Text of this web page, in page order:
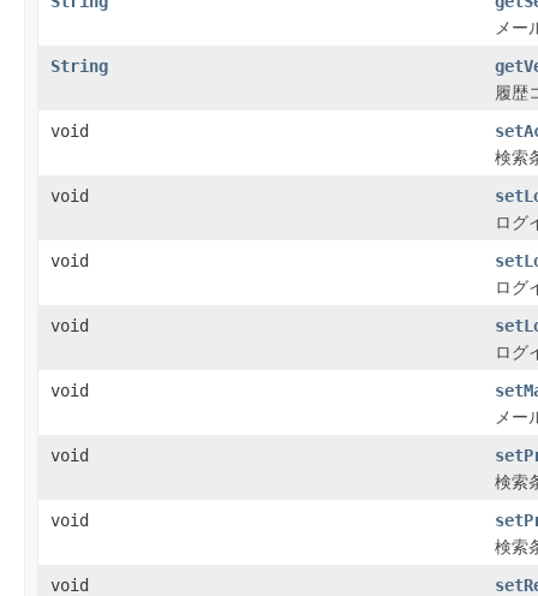
メー
String
履歴
void
検索
void
ログ
void
ログ
void
ログ
void
メー
void
検索
void
検索
void